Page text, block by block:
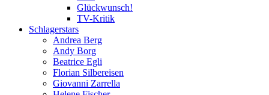
Glückwunsch!
TV-Kritik
Schlagerstars
Andrea Berg
Andy Borg
Beatrice Egli
Florian Silbereisen
Giovanni Zarrella